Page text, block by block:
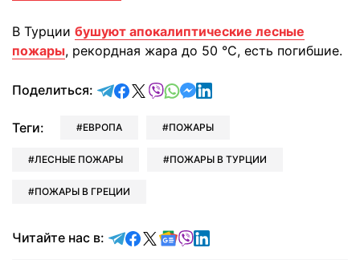
В Турции бушуют апокалиптические лесные
пожары, рекордная жара до 50 °C, есть погибшие.
Поделиться: отправить в Telegram
поделиться в Facebook
поделиться в X
отправить в Viber
отправить в Whatsapp
отправить в Messenger
отправить в LinkedIn
Теги: ЕВРОПА ПОЖАРЫ
ЛЕСНЫЕ ПОЖАРЫ ПОЖАРЫ В ТУРЦИИ
ПОЖАРЫ В ГРЕЦИИ
Читайте нас в: Читайте в Telegram
Читайте в Facebook
Читайте в X
Читайте в Google news
Читайте в Viber
Читайте в LinkedIn